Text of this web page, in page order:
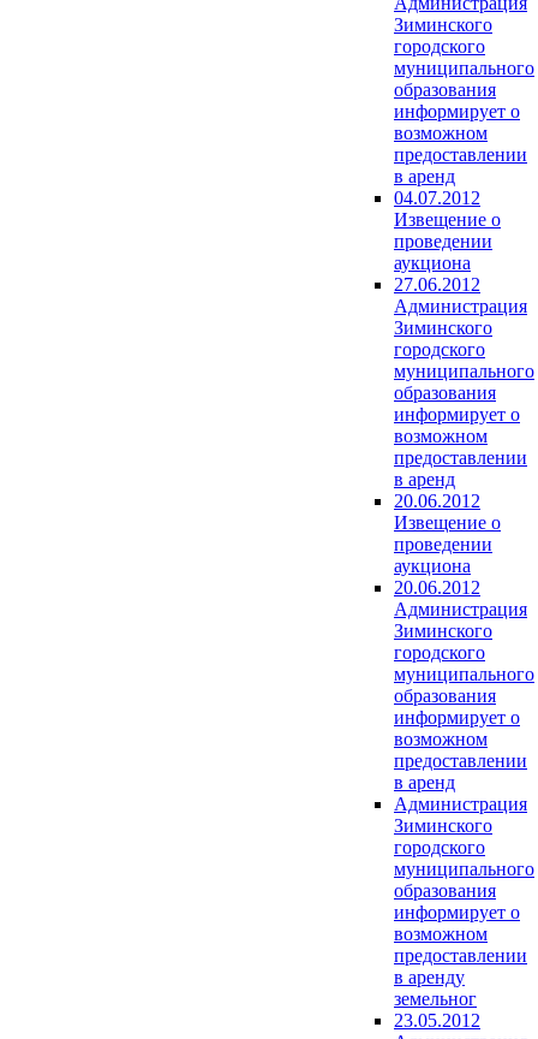
Зиминского
городского
муниципального
образования
информирует о
возможном
предоставлении
в аренд
04.07.2012
Извещение о
проведении
аукциона
27.06.2012
Администрация
Зиминского
городского
муниципального
образования
информирует о
возможном
предоставлении
в аренд
20.06.2012
Извещение о
проведении
аукциона
20.06.2012
Администрация
Зиминского
городского
муниципального
образования
информирует о
возможном
предоставлении
в аренд
Администрация
Зиминского
городского
муниципального
образования
информирует о
возможном
предоставлении
в аренду
земельног
23.05.2012